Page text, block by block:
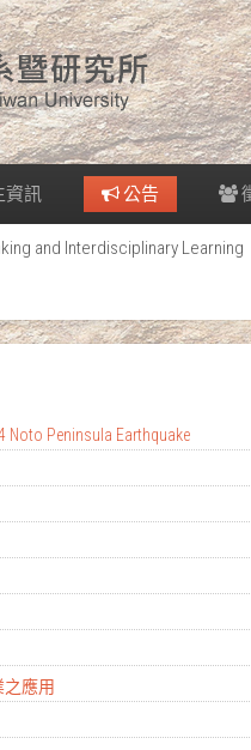
資訊 公告
and Interdisciplinary
Noto Peninsula Earthquake
應用